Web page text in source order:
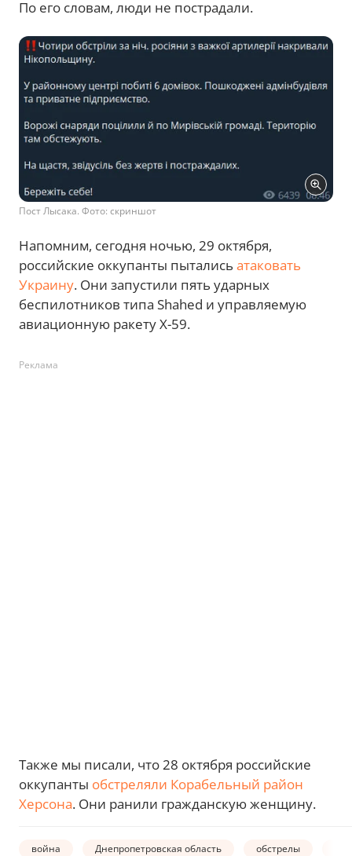
По его словам, люди не пострадали.
Пост Лысака. Фото: скриншот
Напомним, сегодня ночью, 29 октября,
российские оккупанты пытались атаковать
Украину. Они запустили пять ударных
беспилотников типа Shahed и управляемую
авиационную ракету Х-59.
Реклама
Также мы писали, что 28 октября российские
оккупанты обстреляли Корабельный район
Херсона. Они ранили гражданскую женщину.
война Днепропетровская область обстрелы